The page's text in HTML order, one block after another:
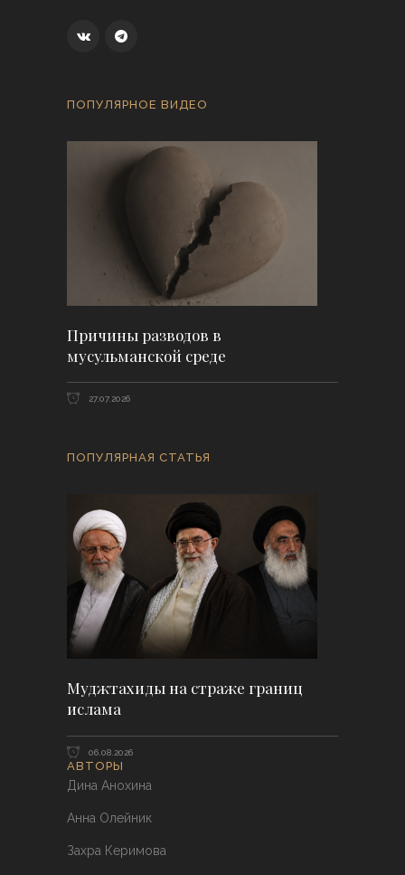
ПОПУЛЯРНОЕ ВИДЕО
Причины разводов в
мусульманской среде
27.07.2026
ПОПУЛЯРНАЯ СТАТЬЯ
Муджтахиды на страже границ
ислама
06.08.2026
АВТОРЫ
Дина Анохина
Анна Олейник
Захра Керимова